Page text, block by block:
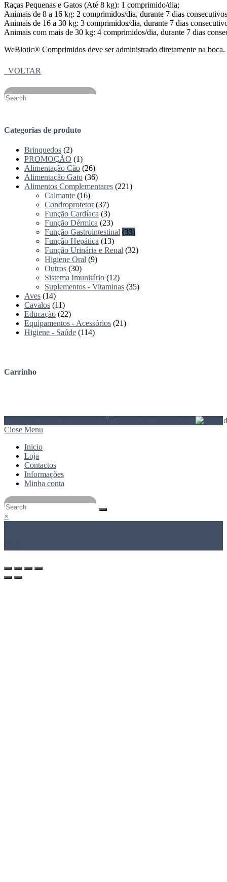
Raças Pequenas e Gatos (Até 8 kg): 1 comprimido/dia;
Animais de 8 a 16 kg: 2 comprimidos/dia, durante 7 dias
Animais de 16 a 30 kg: 3 comprimidos/dia, durante 7 dias
Animais com mais de 30 kg: 4 comprimidos/dia, durante 7 dias
WeBiotic® Comprimidos deve ser administrado diretamente na boca.
VOLTAR
Categorias de produto
Brinquedos (2)
PROMOÇÃO (1)
Alimentação Cão (26)
Alimentação Gato (36)
Alimentos Complementares (221)
Calmante (16)
Condroprotetor (37)
Função Cardíaca (3)
Função Dérmica (23)
Função Gastrointestinal (33)
Função Hepática (13)
Função Urinária e Renal (32)
Higiene Oral (9)
Outros (30)
Sistema Imunitário (12)
Suplementos - Vitaminas (35)
Aves (14)
Cavalos (11)
Educação (22)
Equipamentos - Acessórios (21)
Higiene - Saúde (114)
Carrinho
Close Menu
Inicio
Loja
Contactos
Informações
Minha conta
×